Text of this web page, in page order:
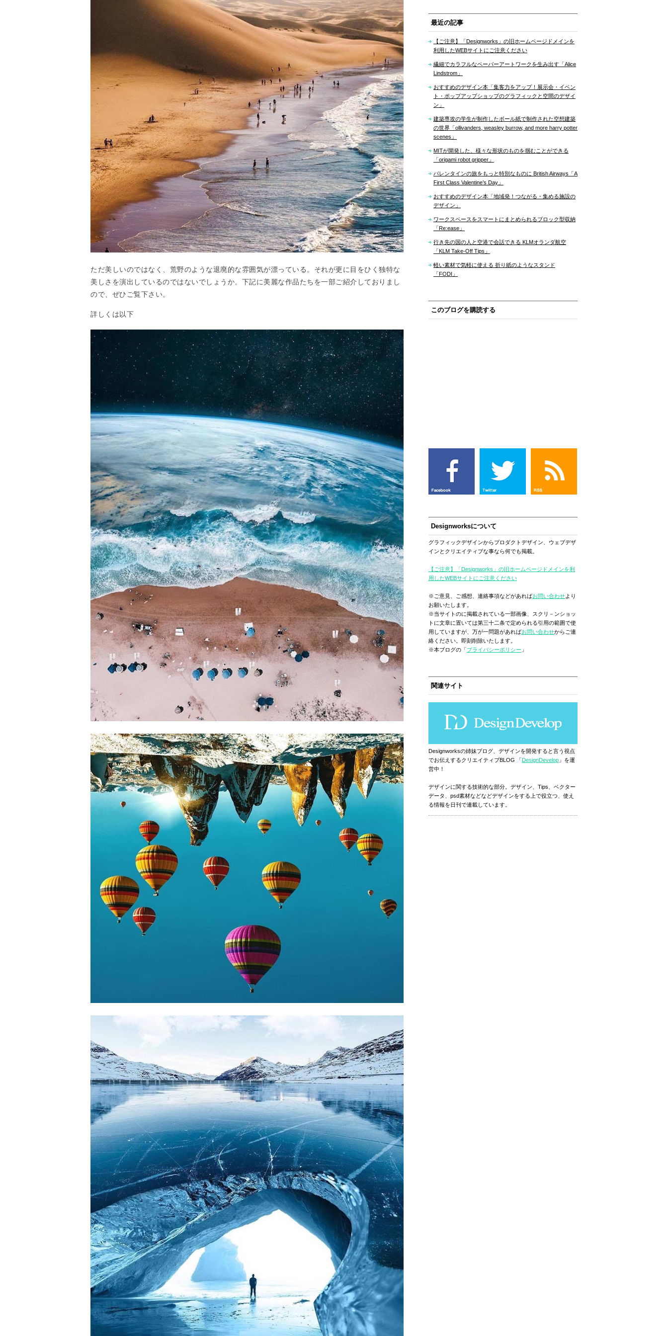
ただ美しいのではなく、荒野のような退廃的な雰囲気が漂っている。それが更に目をひく独特な
美しさを演出しているのではないでしょうか。下記に美麗な作品たちを一部ご紹介しておりまし
ので、ぜひご覧下さい。
詳しくは以下
最近の記事
【ご注意】「Designworks」の旧ホームページドメインを
利用したWEBサイトにご注意ください
繊細でカラフルなペーパーアートワークを生み出す「Alice
Lindstrom」
おすすめのデザイン本「集客力をアップ！展示会・イベン
ト・ポップアップショップのグラフィックと空間のデザイ
ン」
建築専攻の学生が制作したボール紙で制作された空想建築
の世界「ollivanders, weasley burrow, and more harry potter
scenes」
MITが開発した、様々な形状のものを掴むことができる
「origami robot gripper」
バレンタインの旅をもっと特別なものに British Airways「A
First Class Valentine’s Day」
おすすめのデザイン本「地域発！つながる・集める施設の
デザイン」
ワークスペースをスマートにまとめられるブロック型収納
「Re:ease」
行き先の国の人と空港で会話できる KLMオランダ航空
「KLM Take-Off Tips」
軽い素材で気軽に使える 折り紙のようなスタンド
「FODI」
このブログを購読する
Designworksについて
グラフィックデザインからプロダクトデザイン、ウェブデザ
インとクリエイティブな事なら何でも掲載。
【ご注意】「Designworks」の旧ホームページドメインを利
用したWEBサイトにご注意ください
※ご意見、ご感想、連絡事項などがあればお問い合わせより
お願いたします。
※当サイトのに掲載されている一部画像、スクリ－ンショッ
トに文章に置いては第三十二条で定められる引用の範囲で使
用していますが、万が一問題があればお問い合わせからご連
絡ください。即刻削除いたします。
※本ブログの「プライバシーポリシー 」
関連サイト
Designworksの姉妹ブログ、デザインを開発すると言う視点
でお伝えするクリエイティブBLOG 「DesignDevelop 」を運
営中！
デザインに関する技術的な部分。デザイン、Tips、ベクター
データ、psd素材などなどデザインをする上で役立つ、使え
る情報を日刊で連載しています。